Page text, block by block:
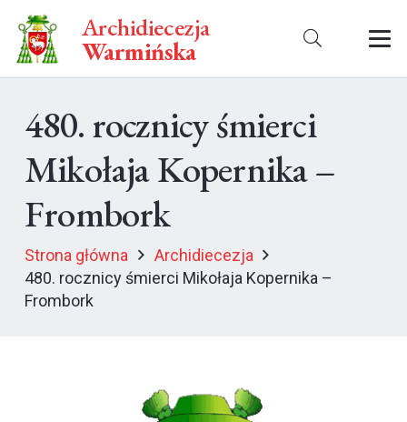
Archidiecezja
Warmińska
480. rocznicy śmierci
Mikołaja Kopernika –
Frombork
Strona główna
Archidiecezja
480. rocznicy śmierci Mikołaja Kopernika –
Frombork